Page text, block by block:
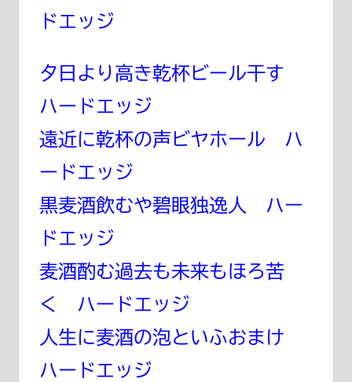
ドエッジ
夕日より高き乾杯ビール干す
ハードエッジ
遠近に乾杯の声ビヤホール ハ
ードエッジ
黒麦酒飲むや碧眼独逸人 ハー
ドエッジ
麦酒酌む過去も未来もほろ苦
く ハードエッジ
人生に麦酒の泡といふおまけ
ハードエッジ